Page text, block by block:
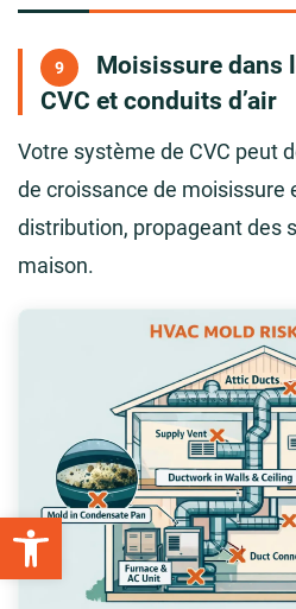
9
Moisissure dans
CVC et conduits d’air
Votre système de CVC peut
de croissance de moisissure
distribution, propageant des
maison.
Open toolbar